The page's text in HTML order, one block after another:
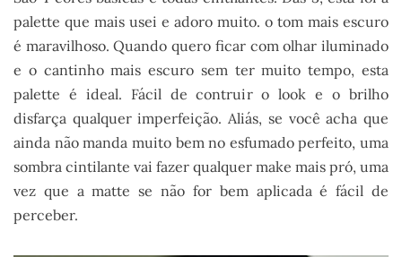
palette que mais usei e adoro muito. o tom mais escuro
é maravilhoso. Quando quero ficar com olhar iluminado
e o cantinho mais escuro sem ter muito tempo, esta
palette é ideal. Fácil de contruir o look e o brilho
disfarça qualquer imperfeição. Aliás, se você acha que
ainda não manda muito bem no esfumado perfeito, uma
sombra cintilante vai fazer qualquer make mais pró, uma
vez que a matte se não for bem aplicada é fácil de
perceber.